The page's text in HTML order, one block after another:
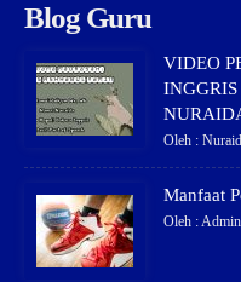
Blog Guru
VIDEO
INGGRIS
Oleh :
Manfaat
Oleh : Admin